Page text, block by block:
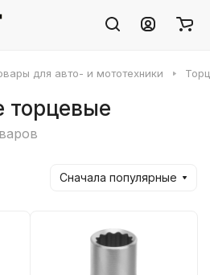
для авто- и мототехники
торцевые
Сначала популярные